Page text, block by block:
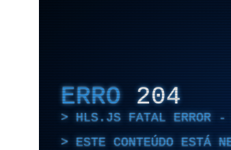
ERRO 204
HLS.JS FATAL ERROR -
ESTE CONTEÚDO ESTÁ